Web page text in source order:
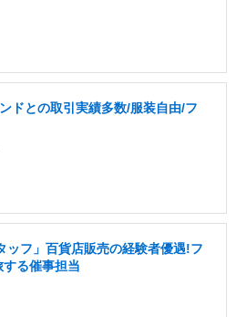
ドとの取引実績多数/服装自由/フ
ッフ」百貨店販売の経験者優遇!フ
る催事担当